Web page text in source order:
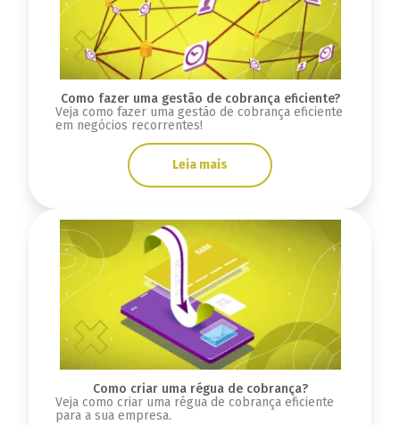
Como fazer uma gestão de cobrança eficiente?
Veja como fazer uma gestão de cobrança eficiente
em negócios recorrentes!
Leia mais
Como criar uma régua de cobrança?
Veja como criar uma régua de cobrança eficiente
para a sua empresa.